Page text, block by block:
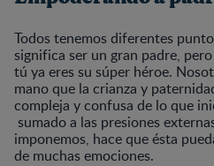
Todos tenemos diferentes
significa ser un gran padre,
tú ya eres su súper héroe.
mano que la crianza y
compleja y confusa de lo que
sumado a las presiones
imponemos, hace que ésta
de muchas emociones.